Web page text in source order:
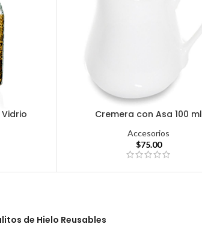
Vidrio Cremera con Asa 100 ml
Accesorios
$75.00
de Hielo Reusables